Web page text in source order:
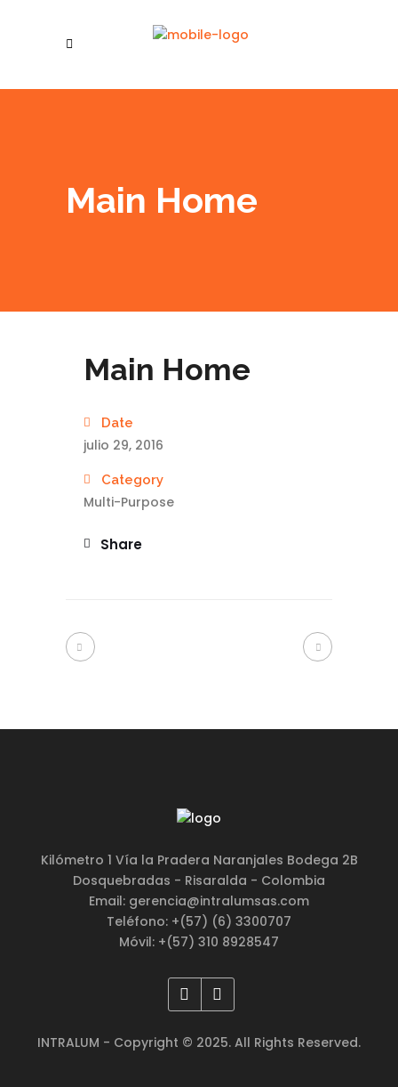
Main Home
Main Home
Date
julio 29, 2016
Category
Multi-Purpose
Share
Kilómetro 1 Vía la Pradera Naranjales Bodega 2B
Dosquebradas - Risaralda - Colombia
Email: gerencia@intralumsas.com
Teléfono: +(57) (6) 3300707
Móvil: +(57) 310 8928547
INTRALUM - Copyright © 2025. All Rights Reserved.